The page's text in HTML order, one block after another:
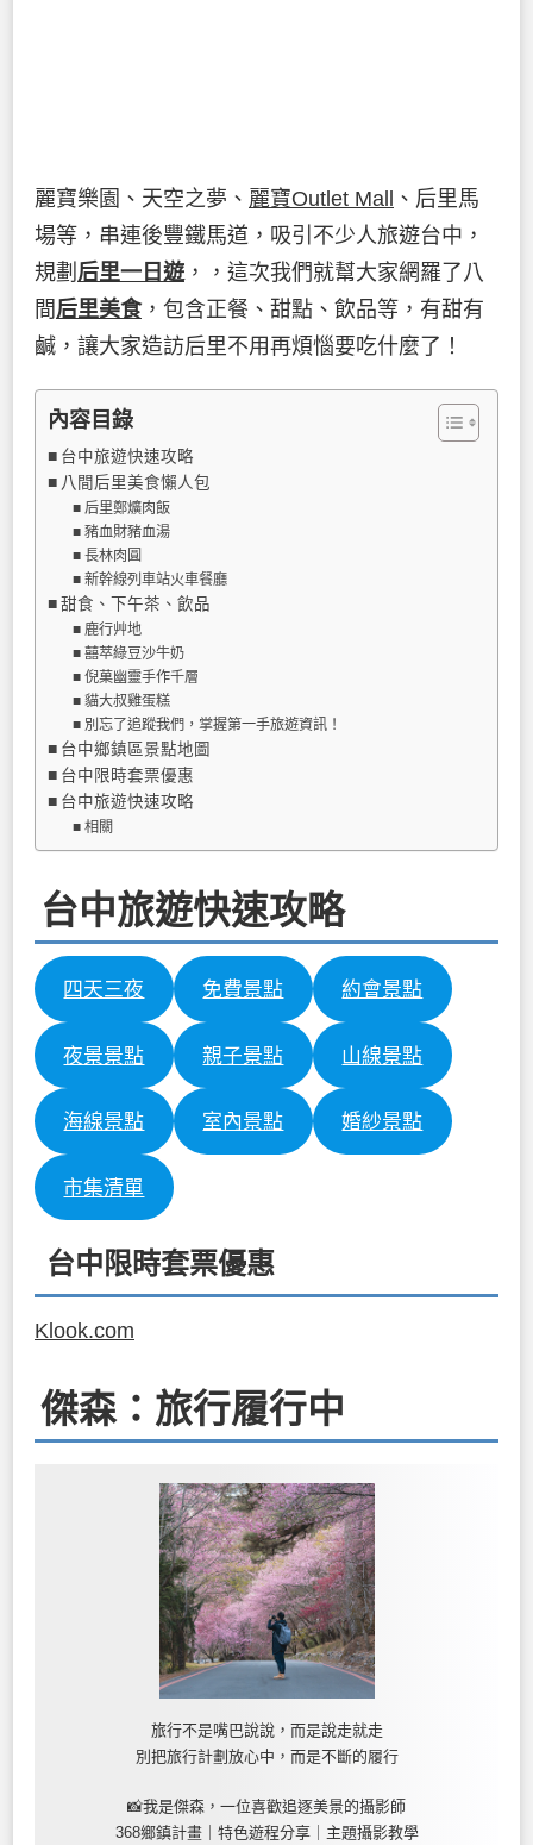
麗寶樂園、天空之夢、 麗寶Outlet Mall 、后里馬
場等，串連後豐鐵馬道，吸引不少人旅遊台中，
規劃 后里一日遊 ，，這次我們就幫大家網羅了八
間 后里美食，包含正餐、甜點、飲品等，有甜有
鹹，讓大家造訪后里不用再煩惱要吃什麼了！
內容目錄
台中旅遊快速攻略
八間后里美食懶人包
后里鄭爌肉飯
豬血財豬血湯
長林肉圓
新幹線列車站火車餐廳
甜食、下午茶、飲品
鹿行艸地
囍萃綠豆沙牛奶
倪菓幽靈手作千層
貓大叔雞蛋糕
別忘了追蹤我們，掌握第一手旅遊資訊！
台中鄉鎮區景點地圖
台中限時套票優惠
台中旅遊快速攻略
相關
台中旅遊快速攻略
四天三夜 免費景點 約會景點
夜景景點 親子景點 山線景點
海線景點 室內景點 婚紗景點
市集清單
台中限時套票優惠
Klook.com
傑森：旅行履行中
旅行不是嘴巴說說，而是說走就走
別把旅行計劃放心中，而是不斷的履行
📸我是傑森，一位喜歡追逐美景的攝影師
368鄉鎮計畫｜特色遊程分享｜主題攝影教學